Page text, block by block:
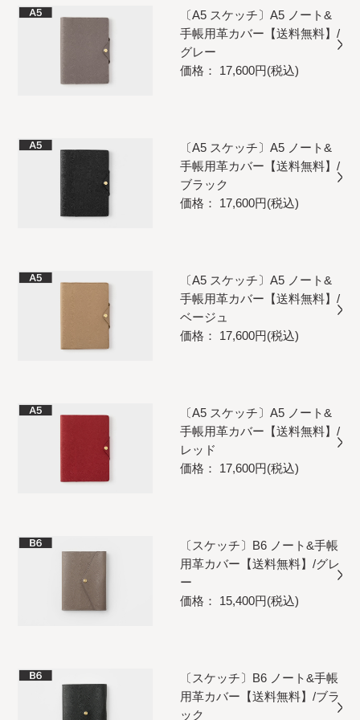
〔A5 スケッチ〕A5 ノート&
手帳用革カバー【送料無料】/
グレー
価格： 17,600円(税込)
〔A5 スケッチ〕A5 ノート&
手帳用革カバー【送料無料】/
ブラック
価格： 17,600円(税込)
〔A5 スケッチ〕A5 ノート&
手帳用革カバー【送料無料】/
ベージュ
価格： 17,600円(税込)
〔A5 スケッチ〕A5 ノート&
手帳用革カバー【送料無料】/
レッド
価格： 17,600円(税込)
〔スケッチ〕B6 ノート&手帳
用革カバー【送料無料】/グレ
ー
価格： 15,400円(税込)
〔スケッチ〕B6 ノート&手帳
用革カバー【送料無料】/ブラ
ック